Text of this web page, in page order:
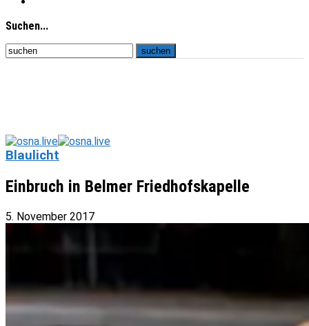
Suchen...
osna.live
Blaulicht
Einbruch in Belmer Friedhofskapelle
5. November 2017